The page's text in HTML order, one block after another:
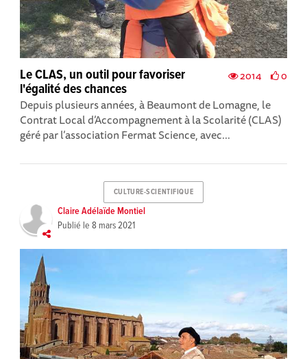
2014 0
Le CLAS, un outil pour favoriser
l'égalité des chances
Depuis plusieurs années, à Beaumont de Lomagne, le
Contrat Local d’Accompagnement à la Scolarité (CLAS)
géré par l’association Fermat Science, avec...
CULTURE-SCIENTIFIQUE
Claire Adélaïde Montiel
Publié le 8 mars 2021